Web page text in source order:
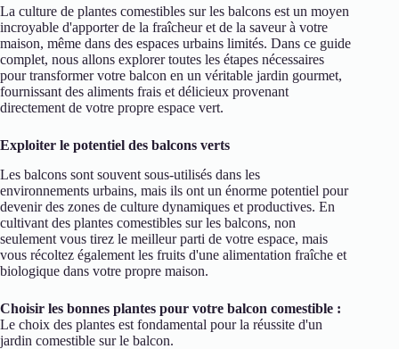
La culture de plantes comestibles sur les balcons est un moyen
incroyable d'apporter de la fraîcheur et de la saveur à votre
maison, même dans des espaces urbains limités. Dans ce guide
complet, nous allons explorer toutes les étapes nécessaires
pour transformer votre balcon en un véritable jardin gourmet,
fournissant des aliments frais et délicieux provenant
directement de votre propre espace vert.
Exploiter le potentiel des balcons verts
Les balcons sont souvent sous-utilisés dans les
environnements urbains, mais ils ont un énorme potentiel pour
devenir des zones de culture dynamiques et productives. En
cultivant des plantes comestibles sur les balcons, non
seulement vous tirez le meilleur parti de votre espace, mais
vous récoltez également les fruits d'une alimentation fraîche et
biologique dans votre propre maison.
Choisir les bonnes plantes pour votre balcon comestible :
Le choix des plantes est fondamental pour la réussite d'un
jardin comestible sur le balcon.